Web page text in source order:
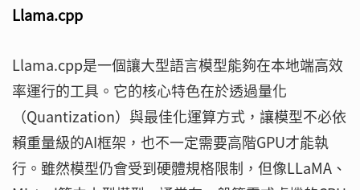
Llama.cpp
Llama.cpp是一個讓大型語言模型能夠在本地端高效
率運行的工具。它的核心特色在於透過量化
（Quantization）與最佳化運算方式，讓模型不必依
賴重量級的AI框架，也不一定需要高階GPU才能執
行。雖然模型仍會受到硬體規格限制，但像LLaMA、